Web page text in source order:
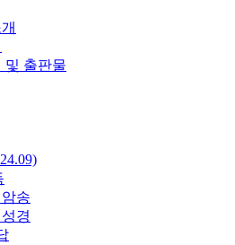
및 출판물
송
경